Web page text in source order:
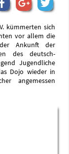
kümmerten sich
vor allem die
Ankunft der
des deutsch-
Jugendliche
Dojo wieder in
angemessen